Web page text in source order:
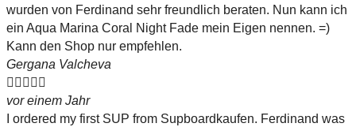
wurden von Ferdinand sehr freundlich beraten. Nun kann ich
ein Aqua Marina Coral Night Fade mein Eigen nennen. =)
Kann den Shop nur empfehlen.
Gergana Valcheva
    
vor einem Jahr
I ordered my first SUP from Supboardkaufen. Ferdinand was